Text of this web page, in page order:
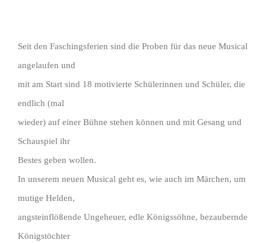
Seit den Faschingsferien sind die Proben für das neue Musical
angelaufen und
mit am Start sind 18 motivierte Schülerinnen und Schüler, die
endlich (mal
wieder) auf einer Bühne stehen können und mit Gesang und
Schauspiel ihr
Bestes geben wollen.
In unserem neuen Musical geht es, wie auch im Märchen, um
mutige Helden,
angsteinflößende Ungeheuer, edle Königssöhne, bezaubernde
Königstöchter